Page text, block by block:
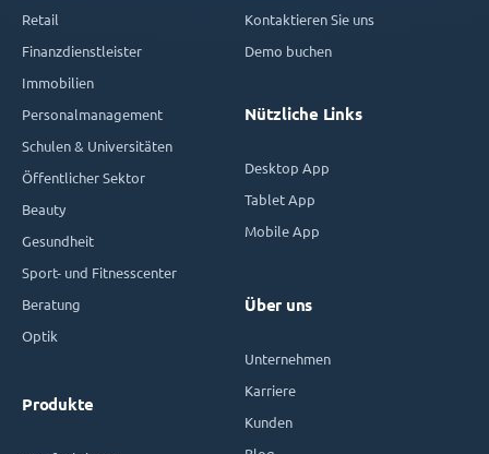
Retail
Finanzdienstleister
Immobilien
Personalmanagement
Schulen & Universitäten
Öffentlicher Sektor
Beauty
Gesundheit
Sport- und Fitnesscenter
Beratung
Optik
Produkte
Kontaktieren Sie uns
Demo buchen
Nützliche Links
Desktop App
Tablet App
Mobile App
Über uns
Unternehmen
Karriere
Kunden